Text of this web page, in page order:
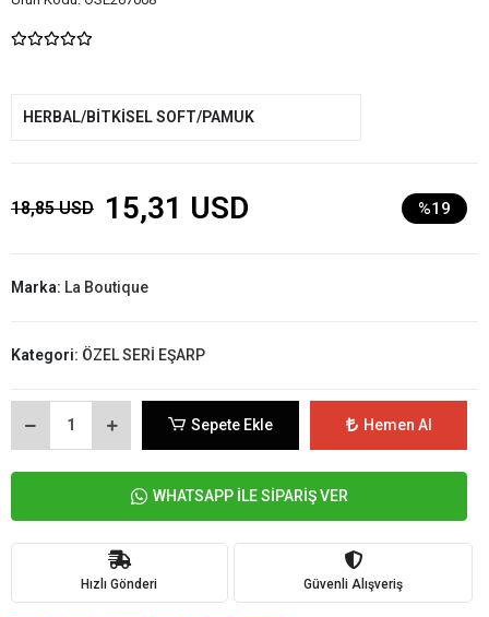
HERBAL/BİTKİSEL SOFT/PAMUK
18,85 USD 15,31 USD %19
Marka: La Boutique
Kategori: ÖZEL SERİ EŞARP
Sepete Ekle Hemen Al
WHATSAPP İLE SİPARİŞ VER
Hızlı Gönderi Güvenli Alışveriş